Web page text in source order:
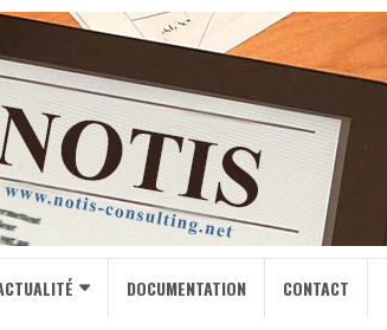
DOCUMENTATION CONTACT